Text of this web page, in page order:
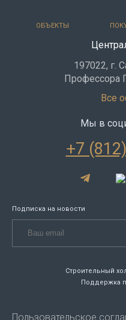
ОБЪЕКТЫ
197022, г.
Профессора
Все
Мы в
+7
Подписка на новости
Строительный
Поддержка
Пользовательское